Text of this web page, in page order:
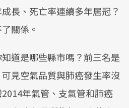
長、死亡率連續多年居冠？
關係。
道是哪些縣市嗎？前三名是
見空氣品質與肺癌發生率沒
年氣管、支氣管和肺癌